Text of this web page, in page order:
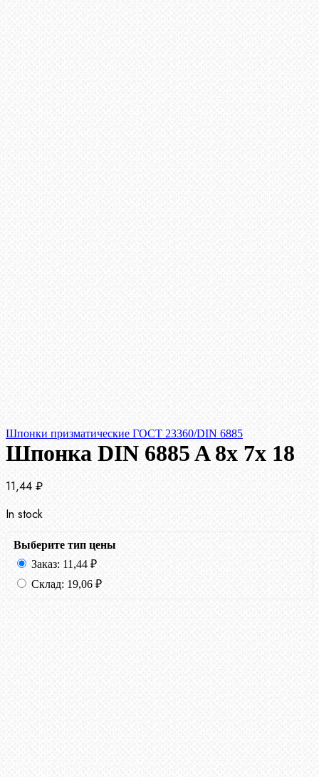
Шпонки призматические ГОСТ 23360/DIN 6885
Шпонка DIN 6885 A 8x 7x 18
11,44 ₽
In stock
Выберите тип цены
Заказ: 11,44 ₽
Склад: 19,06 ₽